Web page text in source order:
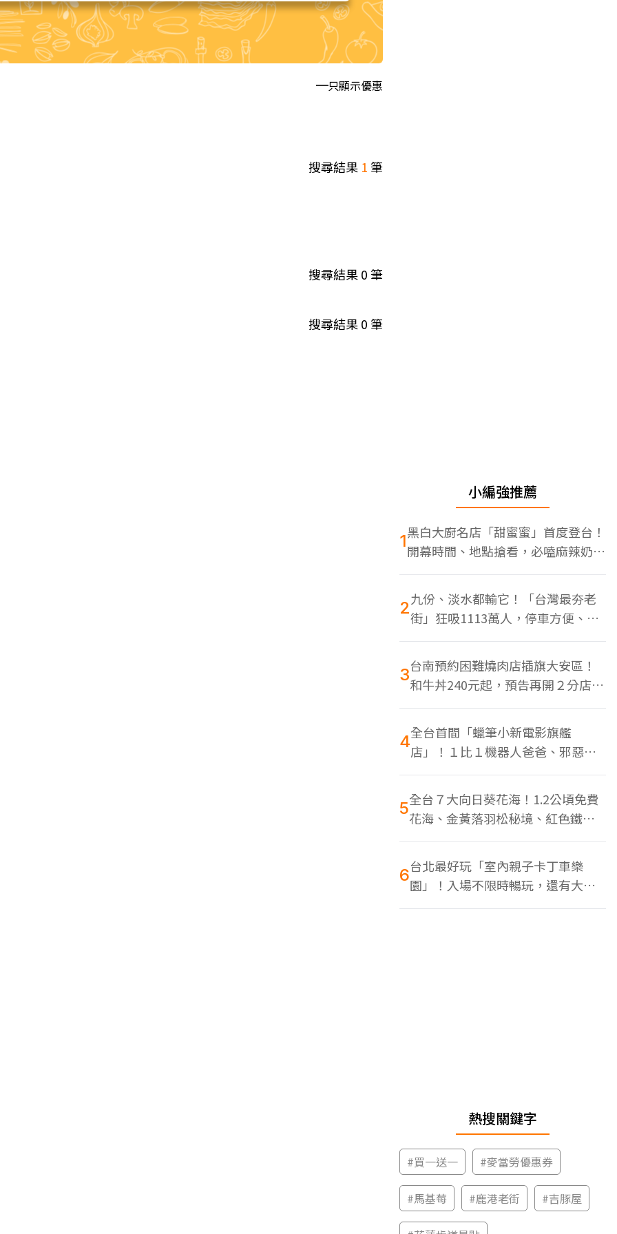
只顯示優惠
搜尋結果 1筆
搜尋結果0筆
搜尋結果0筆
小編強推薦
1黑白大廚名店「甜蜜蜜」首度登台！
開幕時間、地點搶看，必嗑麻辣奶油
蝦
2九份、淡水都輸它！「台灣最夯老
街」狂吸1113萬人，停車方便、特
色美食多
3台南預約困難燒肉店插旗大安區！
和牛丼240元起，預告再開２分店、
地點曝光
4全台首間「蠟筆小新電影旗艦
店」！１比１機器人爸爸、邪惡正
男，百款周邊買翻
5全台７大向日葵花海！1.2公頃免費
花海、金黃落羽松秘境、紅色鐵橋
同框
6台北最好玩「室內親子卡丁車樂
園」！入場不限時暢玩，還有大螢
幕Switch遊戲區
熱搜關鍵字
#買一送一 #麥當勞優惠券
#馬基莓 #鹿港老街 #吉豚屋